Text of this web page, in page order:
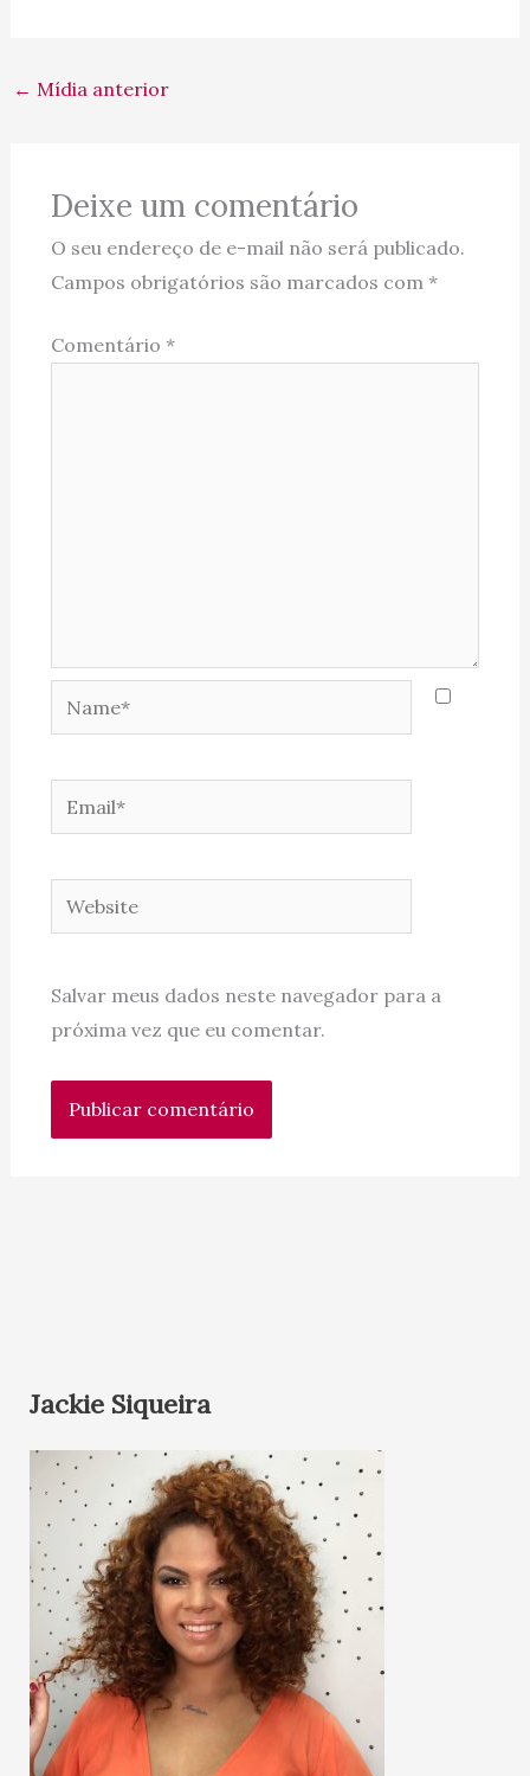
← Mídia anterior
Deixe um comentário
O seu endereço de e-mail não será publicado.
Campos obrigatórios são marcados com *
Comentário *
Name*
Email*
Website
Salvar meus dados neste navegador para a
próxima vez que eu comentar.
Jackie Siqueira